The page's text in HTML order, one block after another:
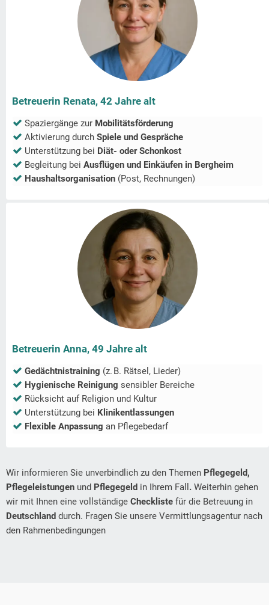
Betreuerin Renata, 42 Jahre alt
Spaziergänge zur Mobilitätsförderung
Aktivierung durch Spiele und Gespräche
Unterstützung bei Diät- oder Schonkost
Begleitung bei Ausflügen und Einkäufen in Bergheim
Haushaltsorganisation (Post, Rechnungen)
Betreuerin Anna, 49 Jahre alt
Gedächtnistraining (z. B. Rätsel, Lieder)
Hygienische Reinigung sensibler Bereiche
Rücksicht auf Religion und Kultur
Unterstützung bei Klinikentlassungen
Flexible Anpassung an Pflegebedarf
Wir informieren Sie unverbindlich zu den Themen Pflegegeld,
Pflegeleistungen und Pflegegeld in Ihrem Fall . Weiterhin gehen
wir mit Ihnen eine vollständige Checkliste für die Betreuung in
Deutschland durch. Fragen Sie unsere Vermittlungsagentur nach
den Rahmenbedingungen